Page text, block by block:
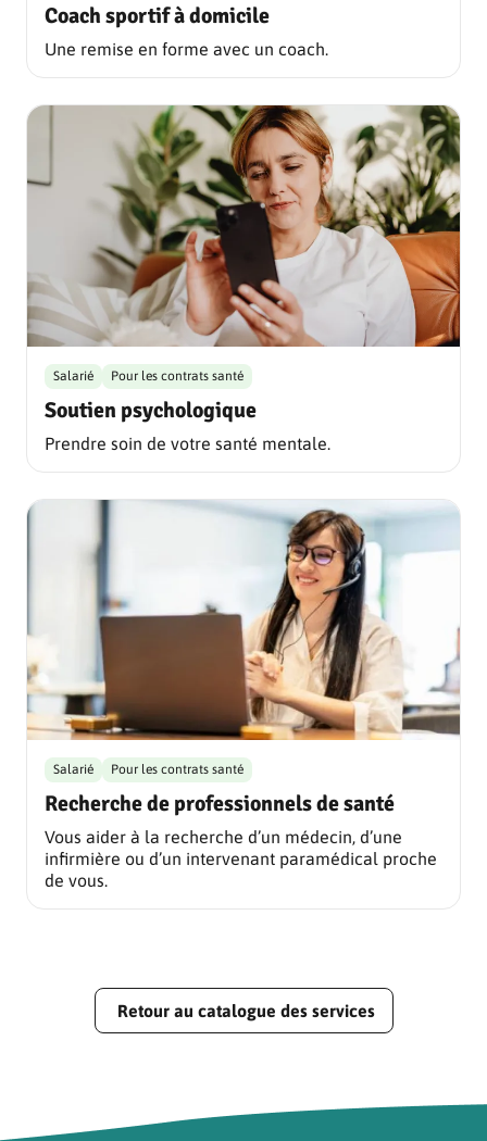
Coach sportif à domicile
Une remise en forme avec un coach.
Soutien psychologique
Salarié Pour les contrats santé
Prendre soin de votre santé mentale.
Recherche de professionnels de santé
Salarié Pour les contrats santé
Vous aider à la recherche d’un médecin, d’une
infirmière ou d’un intervenant paramédical proche
de vous.
Retour au catalogue des services